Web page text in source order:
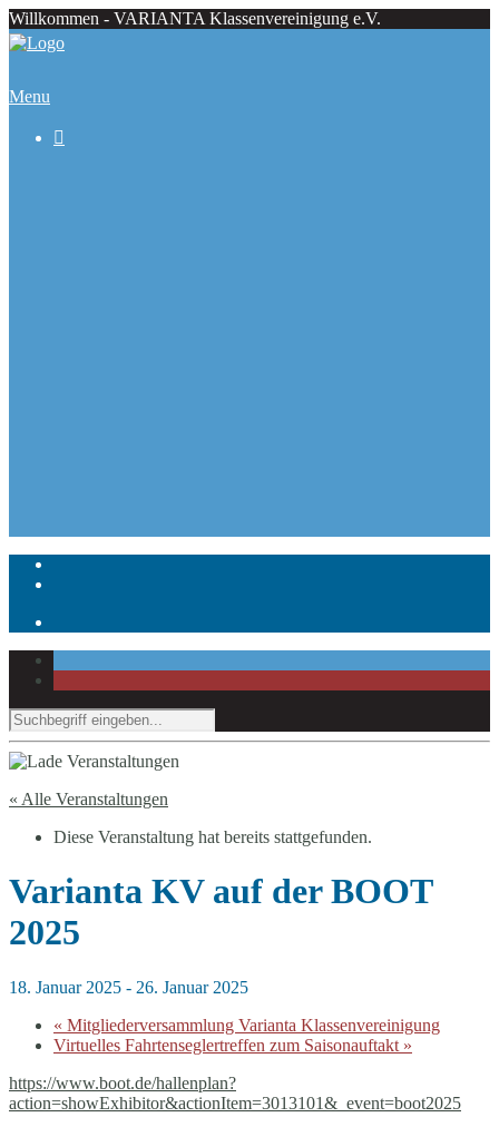
Willkommen - VARIANTA Klassenvereinigung e.V.
Menu

« Alle Veranstaltungen
Diese Veranstaltung hat bereits stattgefunden.
Varianta KV auf der BOOT
2025
18. Januar 2025 - 26. Januar 2025
« Mitgliederversammlung Varianta Klassenvereinigung
Virtuelles Fahrtenseglertreffen zum Saisonauftakt »
https://www.boot.de/hallenplan?
action=showExhibitor&actionItem=3013101&_event=boot2025